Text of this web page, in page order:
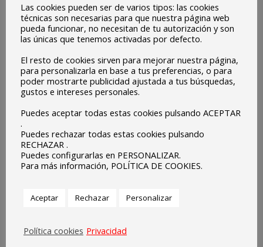
Los alumnos estamparon sus huellas dentro de las letras
de la palabra Europe y crearon este bonito mural.
Las cookies pueden ser de varios tipos: las cookies
técnicas son necesarias para que nuestra página web
pueda funcionar, no necesitan de tu autorización y son
las únicas que tenemos activadas por defecto.
El resto de cookies sirven para mejorar nuestra página,
para personalizarla en base a tus preferencias, o para
poder mostrarte publicidad ajustada a tus búsquedas,
gustos e intereses personales.
Puedes aceptar todas estas cookies pulsando ACEPTAR
.
Puedes rechazar todas estas cookies pulsando
RECHAZAR .
Puedes configurarlas en PERSONALIZAR.
Para más información, POLÍTICA DE COOKIES.
Aceptar Rechazar Personalizar
Política cookies Privacidad